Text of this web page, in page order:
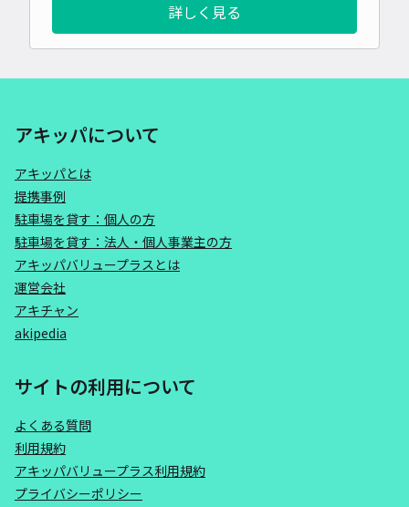
詳しく見る
アキッパについて
アキッパとは
提携事例
駐車場を貸す：個人の方
駐車場を貸す：法人・個人事業主の方
アキッパバリュープラスとは
運営会社
アキチャン
akipedia
サイトの利用について
よくある質問
利用規約
アキッパバリュープラス利用規約
プライバシーポリシー